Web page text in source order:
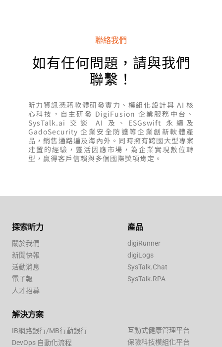
聯絡我們
如有任何問題，請與我們
聯繫！
昕力資訊憑藉軟體研發實力、模組化設計與 AI 核
心科技，自主研發 DigiFusion 企業服務中台、
SysTalk.ai 交談 AI 及、ESGswift 永續及
GadoSecurity 企業安全防護等企業創新軟體產
品，銷售通路遍及海內外。同時擁有跨國大型專案
建置的經驗，靈活因應市場，為企業實現數位轉
型，贏得客戶信賴與多個國際獎項肯定。
探索昕力
關於我們
新聞快報
活動消息
電子報
人才招募
產品
digiRunner
digiLogs
SysTalk.Chat
SysTalk.RPA
解決方案
IB網路銀行/MB行動銀行
DevOps 自動化流程
互動式健康管理平台
保險科技模組化平台